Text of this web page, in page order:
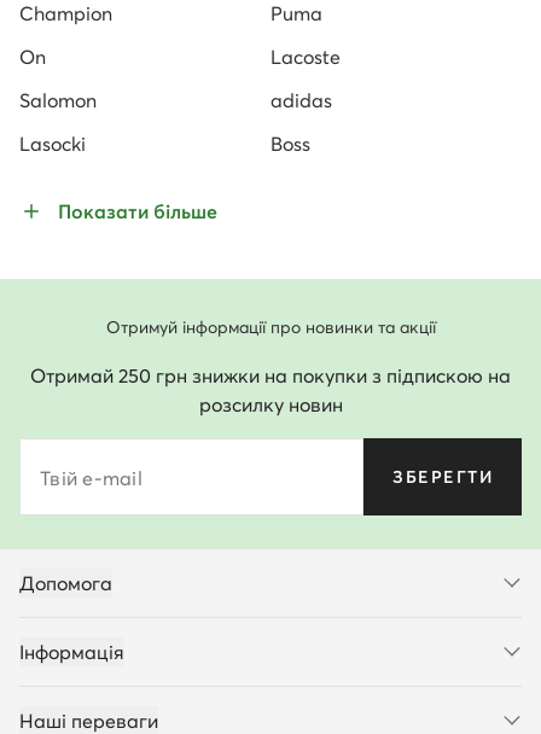
Champion
Puma
On
Lacoste
Salomon
adidas
Lasocki
Boss
Показати більше
Отримуй інформації про новинки та акції
Отримай 250 грн знижки на покупки з підпискою на
розсилку новин
Твій e-mail ЗБЕРЕГТИ
Допомога
Інформація
Наші переваги